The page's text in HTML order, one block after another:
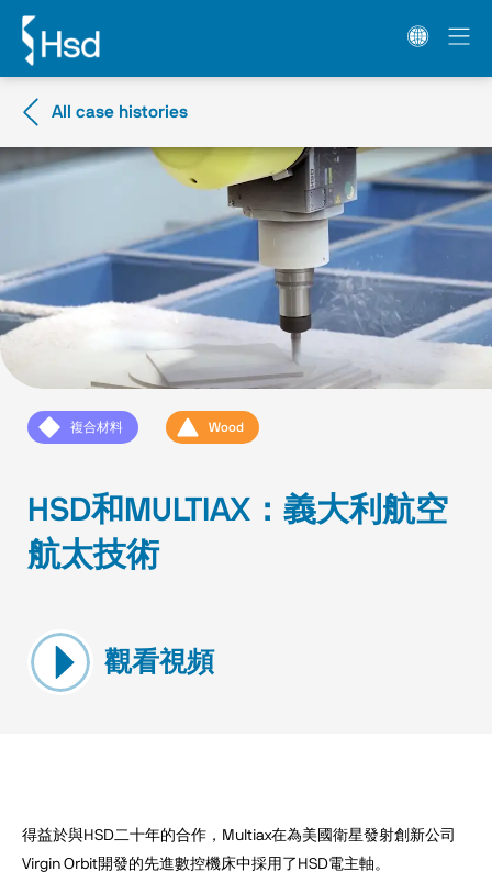
All case histories
複合材料 Wood
HSD和MULTIAX：義大利航空
航太技術
觀看視頻
得益於與HSD二十年的合作，Multiax在為美國衛星發射創新公司
Virgin Orbit開發的先進數控機床中採用了HSD電主軸。